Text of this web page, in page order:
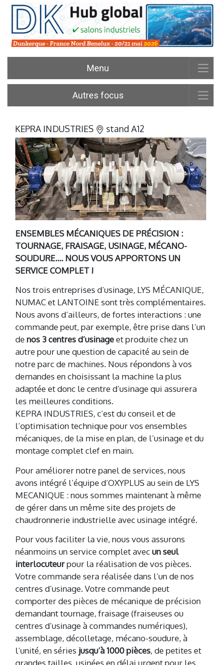
Menu
Autres focus
KEPRA INDUSTRIES stand A12
ENSEMBLES MÉCANIQUES DE PRÉCISION :
TOURNAGE, FRAISAGE, USINAGE, MÉCANO-
SOUDURE…. NOUS VOUS APPORTONS UN
SERVICE COMPLET !
Nos trois entreprises d’usinage, LYS MÉCANIQUE,
NUMAC et LANTOINE sont très complémentaires.
Nous avons d’ailleurs, de fortes interactions : une
commande peut, par exemple, être prise dans l’un
denos 3 centres d’usinageet produite chez un
autre pour une question de capacité au sein de
notre parc de machines. Nous répondons à vos
demandes en choisissant la machine la plus
adaptée et donc le centre d’usinage qui assurera
les meilleures conditions.
KEPRA INDUSTRIES, c’est du conseil et de
l’optimisation technique pour vos ensembles
mécaniques, de la mise en plan, de l’usinage et du
montage complet clef en main.
Pour améliorer notre panel de services, nous
avons intégré l’équipe d’OXYPLUS au sein de LYS
MECANIQUE : nous sommes maintenant à même
de gérer dans un même site des projets de
chaudronnerie industrielle avec usinage intégré.
Pour vous faciliter la vie, nous vous assurons
néanmoins un service complet avecun seul
interlocuteurpour la réalisation de vos pièces.
Votre commande sera réalisée dans l’un de nos
centres d’usinage. Votre commande peut
comporter des pièces de mécanique de précision
demandant tournage, fraisage (fraiseuses ou
centres d’usinage à commandes numériques),
assemblage, décolletage, mécano-soudure, à
l’unité, en séries jusqu’à 1000 pièces, de petites et
grandes tailles, usinées en délai urgent pour les